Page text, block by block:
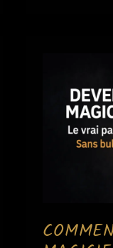
aujourd’hui
Réalité,